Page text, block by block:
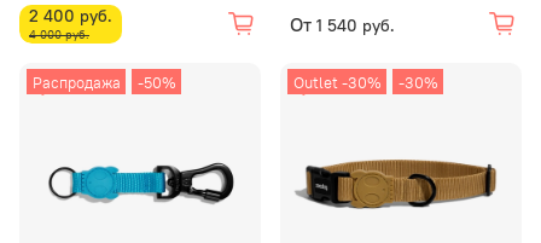
2 400 руб.
4 000 руб. От 1 540 руб.
Распродажа -50% Outlet -30% -30%